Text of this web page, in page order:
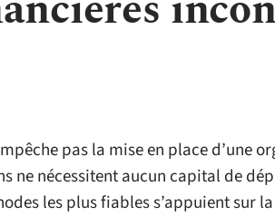
pas la mise en place d’une
ne nécessitent aucun capital de
les plus fiables s’appuient sur